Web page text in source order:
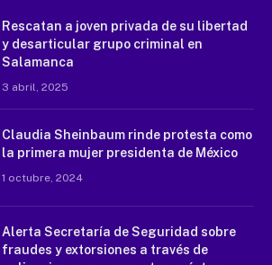
Rescatan a joven privada de su libertad
y desarticular grupo criminal en
Salamanca
3 abril, 2025
Claudia Sheinbaum rinde protesta como
la primera mujer presidenta de México
1 octubre, 2024
Alerta Secretaría de Seguridad sobre
fraudes y extorsiones a través de